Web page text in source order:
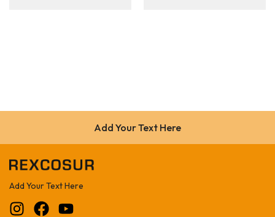
Add Your Text Here
Add Your Text Here